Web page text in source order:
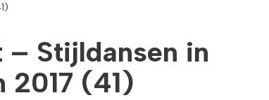
– Stijldansen in
2017 (41)